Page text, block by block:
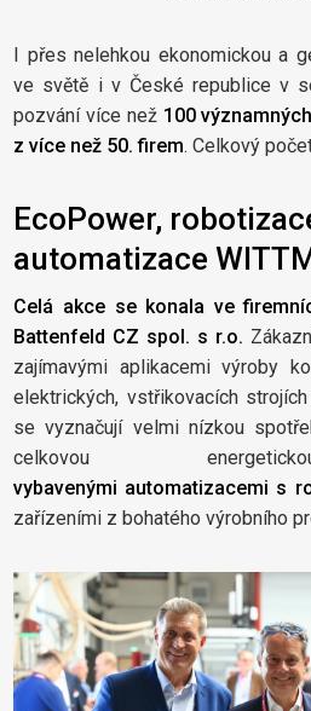
I přes nelehkou ekonomickou a
ve světě i v České republice v
pozvání více než 100
z více než 50. firem. Celkový
EcoPower,
automatizace
Celá akce se konala ve
Battenfeld CZ spol. s r.o.
zajímavými aplikacemi výroby
elektrických, vstřikovacích
se vyznačují velmi nízkou
celkovou
vybavenými automatizacemi s
zařízeními z bohatého výrobního